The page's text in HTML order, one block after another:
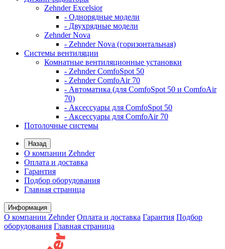
Zehnder Excelsior
- Однорядные модели
- Двухрядные модели
Zehnder Nova
- Zehnder Nova (горизонтальная)
Системы вентиляции
Комнатные вентиляционные установки
- Zehnder ComfoSpot 50
- Zehnder ComfoAir 70
- Автоматика (для ComfoSpot 50 и ComfoAir
70)
- Аксессуары для ComfoSpot 50
- Аксессуары для ComfoAir 70
Потолочные системы
Назад
О компании Zehnder
Оплата и доставка
Гарантия
Подбор оборудования
Главная страница
Информация
О компании Zehnder Оплата и доставка Гарантия Подбор
оборудования Главная страница